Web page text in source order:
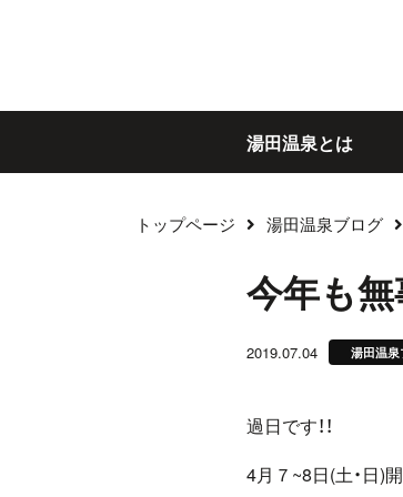
湯田温泉とは
トップページ 湯田温泉ブログ
ブログ今年も
2019.07.04 湯田温
過日です！！
4月７~8日(土・日)